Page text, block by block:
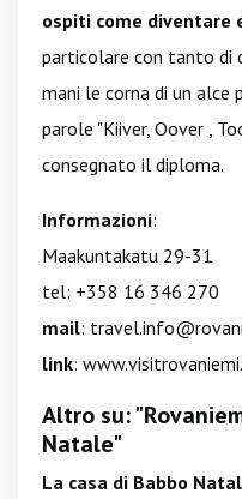
ospiti come diventare
particolare con tanto di
mani le corna di un alce
parole "Kiiver, Oover ,
consegnato il diploma.
Informazioni:
Maakuntakatu 29-31
tel: +358 16 346 270
mail:
link:
Altro su:
Natale"
La casa di Babbo